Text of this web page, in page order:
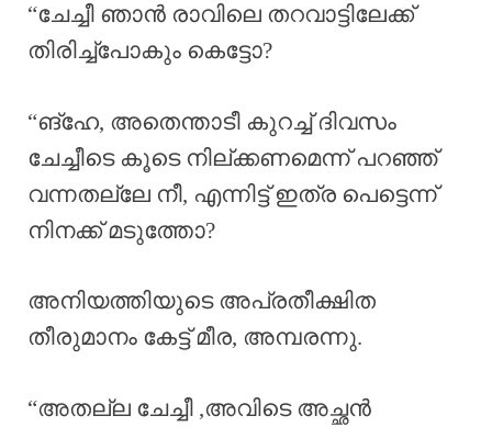
“ചേച്ചീ ഞാൻ രാവിലെ തറവാട്ടിലേക്ക്
തിരിച്ച്പോകും കെട്ടോ?
“ങ്ഹേ, അതെന്താടീ കുറച്ച് ദിവസം
ചേച്ചീടെ കൂടെ നില്ക്കണമെന്ന് പറഞ്ഞ്
വന്നതല്ലേ നീ, എന്നിട്ട് ഇത്ര പെട്ടെന്ന്
നിനക്ക് മടുത്തോ?
അനിയത്തിയുടെ അപ്രതീക്ഷിത
തീരുമാനം കേട്ട് മീര, അമ്പരന്നു.
“അതല്ല ചേച്ചീ ,അവിടെ അച്ഛൻ